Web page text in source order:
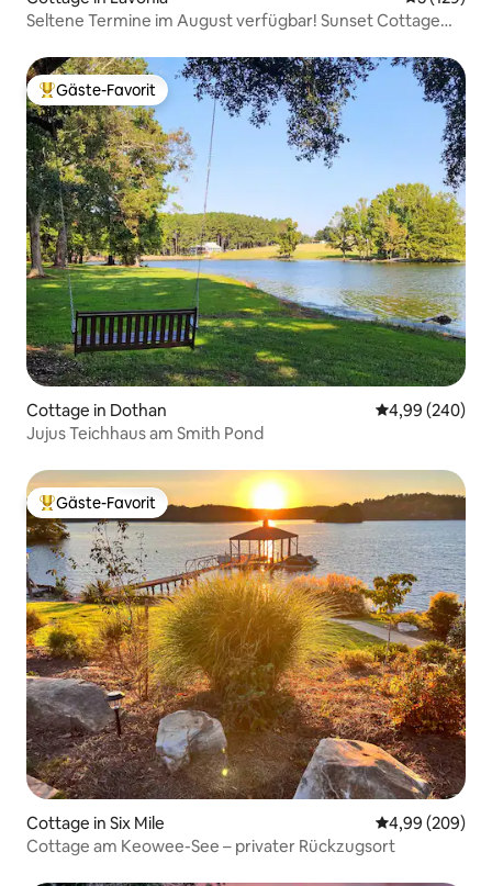
Seltene Termine im August verfügbar! Sunset Cottage
Beliebter Gäste-Favorit.
Gäste-Favorit
Cottage in Dothan
4,99 (240)
Jujus Teichhaus am Smith Pond
Beliebter Gäste-Favorit.
Gäste-Favorit
Cottage in Six Mile
4,99 (209)
Cottage am Keowee-See – privater Rückzugsort